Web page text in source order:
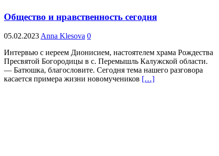
Общество и нравственность сегодня
05.02.2023 Anna Klesova 0
Интервью с иереем Дионисием, настоятелем храма Рождества
Пресвятой Богородицы в с. Перемышль Калужской области.
— Батюшка, благословите. Сегодня тема нашего разговора
касается примера жизни новомучеников […]